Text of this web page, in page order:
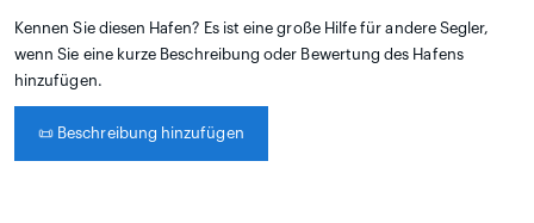
Kennen Sie diesen Hafen? Es ist eine große Hilfe für andere Segler,
wenn Sie eine kurze Beschreibung oder Bewertung des Hafens
hinzufügen.
📜 Beschreibung hinzufügen